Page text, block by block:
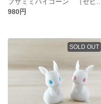
980円
SOLD OUT